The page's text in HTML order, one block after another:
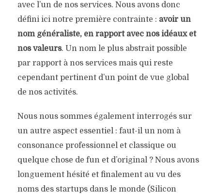
avec l’un de nos services. Nous avons donc
défini ici notre première contrainte : avoir un
nom généraliste, en rapport avec nos idéaux et
nos valeurs. Un nom le plus abstrait possible
par rapport à nos services mais qui reste
cependant pertinent d’un point de vue global
de nos activités.
Nous nous sommes également interrogés sur
un autre aspect essentiel : faut-il un nom à
consonance professionnel et classique ou
quelque chose de fun et d’original ? Nous avons
longuement hésité et finalement au vu des
noms des startups dans le monde (Silicon